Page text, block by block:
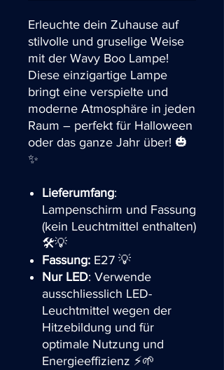
Erleuchte dein Zuhause auf
stilvolle und gruselige Weise
mit der Wavy Boo Lampe!
Diese einzigartige Lampe
bringt eine verspielte und
moderne Atmosphäre in jeden
Raum – perfekt für Halloween
oder das ganze Jahr über! 🎃
✨
Lieferumfang:
Lampenschirm und Fassung
(kein Leuchtmittel enthalten)
🛠️💡
Fassung: E27 💡
Nur LED: Verwende
ausschliesslich LED-
Leuchtmittel wegen der
Hitzebildung und für
optimale Nutzung und
Energieeffizienz ⚡🌱